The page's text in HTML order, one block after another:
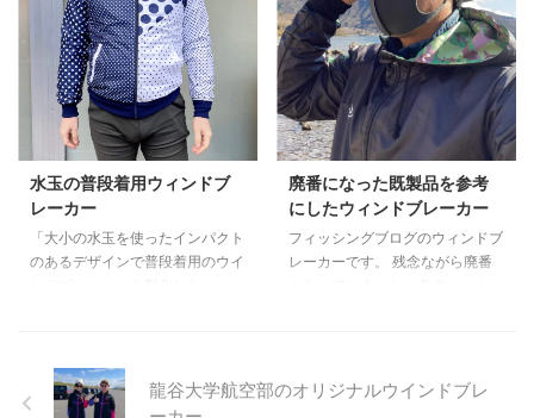
点（コントロール）を通過してゴ
ールに到着するまでの時間を競う
競技です。 早稲田大学オリエン
テーリングクラブ様からサークル
用ウインドブレーカーご相談の
際、「裏地が付いて暖かい」「機
能性」「ポケットがついている」
という条件やラフスケッチをいた
だき、それらのご要望に従ってウ
インドブレーカーの型紙に最適な
デザインの調整を行ったイメージ
画 …
客さまのご要望を取り入れ手書き
の内容も踏襲つつ、手書きイラス
トに準じたデザインから迷彩とス
ポーティーなラインを取り入れた
デザインまで、当店でイメージを
膨らませてデザイン案を提出。
お客さまは弊社でアレンジしたデ
ザインを気に入っていただけたと
のことで、私たちの提出した案を
…
水玉の普段着用ウィンドブ
レーカー
「大小の水玉を使ったインパクト
のあるデザインで普段着用のウイ
たデザインでのウィンブレ製作を
ご提案いたしました。 納品後に
廃番になった既製品を参考
にしたウィンドブレーカー
フィッシングブログのウィンドブ
レーカーです。 残念ながら廃番
しました。高度なプリント技術も
相まって、鮮やかでキレのある迷
龍谷大学航空部のオリジナルウインドブレ